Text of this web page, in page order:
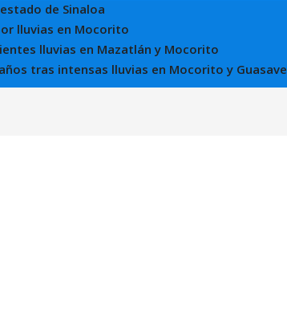
de Sinaloa
lluvias en Mocorito
lluvias en Mazatlán y Mocorito
tras intensas lluvias en Mocorito y Guasave